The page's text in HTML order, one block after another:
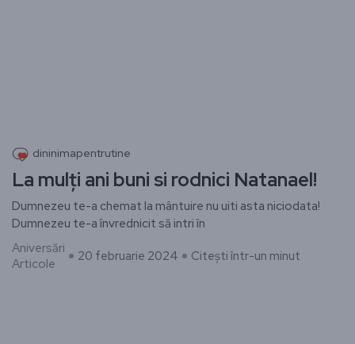
dininimapentrutine
La mulți ani buni si rodnici Natanael!
Dumnezeu te-a chemat la mântuire nu uiti asta niciodata!
Dumnezeu te-a învrednicit să intri în
Aniversări
Articole
20 februarie 2024 Citești într-un minut